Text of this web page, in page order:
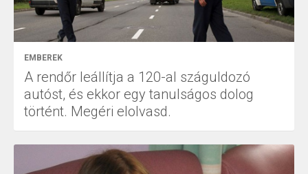
EMBEREK
A rendőr leállítja a 120-al száguldozó
autóst, és ekkor egy tanulságos dolog
történt. Megéri elolvasd.